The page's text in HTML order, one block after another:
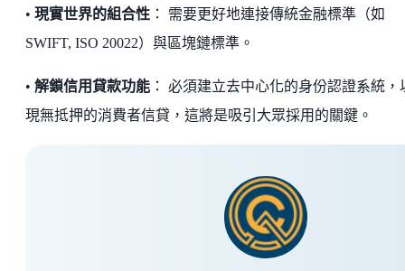
• 現實世界的組合性 ： 需要更好地連接傳統金融標準（如
SWIFT, ISO 20022）與區塊鏈標準。
• 解鎖信用貸款功能 ： 必須建立去中心化的身份認證系統，
現無抵押的消費者信貸，這將是吸引大眾採用的關鍵。